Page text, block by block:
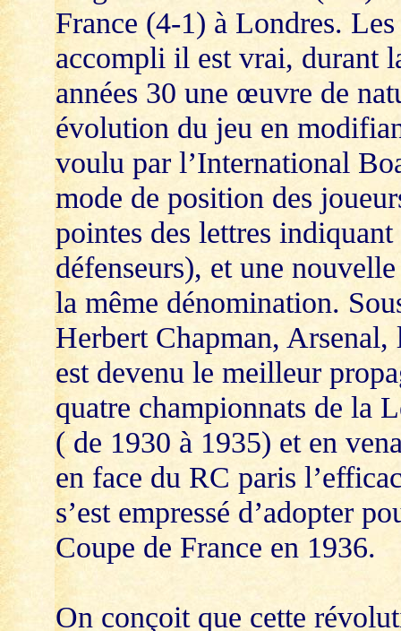
France (4-1) à Londres.
accompli il est vrai, durant
années 30 une œuvre de
évolution du jeu en
voulu par l’International
mode de position des
pointes des lettres
défenseurs), et une
la même dénomination.
Herbert Chapman, Arsenal,
est devenu le meilleur
quatre championnats de la
( de 1930 à 1935) et en
en face du RC paris
s’est empressé d’adopter
Coupe de France en 1936.
On conçoit que cette